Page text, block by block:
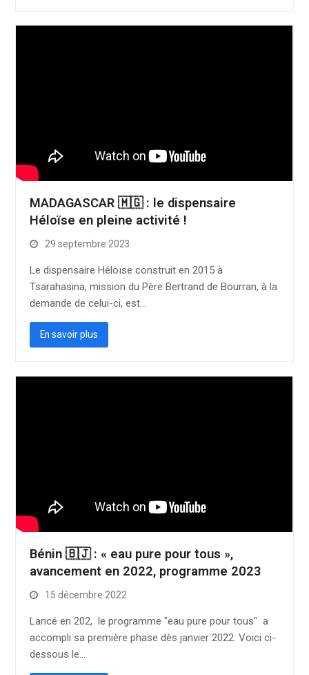
MADAGASCAR 🇲🇬 : le dispensaire
Héloïse en pleine activité !
29 septembre 2023
Le dispensaire Héloïse construit en 2015 à
Tsarahasina, mission du Père Bertrand de Bourran, à la
demande de celui-ci, est…
En savoir plus
Bénin 🇧🇯 : « eau pure pour tous »,
avancement en 2022, programme 2023
15 décembre 2022
Lancé en 202, le programme "eau pure pour tous" a
accompli sa première phase dès janvier 2022. Voici ci-
dessous le…